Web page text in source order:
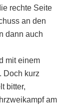
rechte Seite
an den
dann auch
mit einem
Doch kurz
bitter,
am